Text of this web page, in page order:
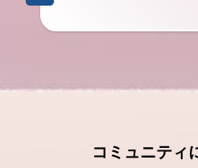
コミュニティ